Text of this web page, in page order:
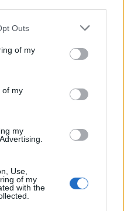
Outs
of my
of my
my
Use,
of my
with the
θα
έκλειψη –
όχι να το